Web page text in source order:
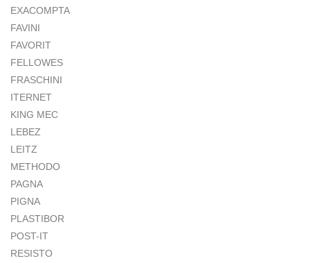
EXACOMPTA
FAVINI
FAVORIT
FELLOWES
FRASCHINI
ITERNET
KING MEC
LEBEZ
LEITZ
METHODO
PAGNA
PIGNA
PLASTIBOR
POST-IT
RESISTO